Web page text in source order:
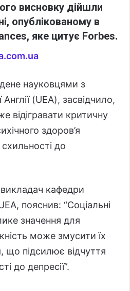
висновку дійшли
опублікованому в
яке цитує Forbes.
науковцями з
Англії (UEA), засвідчило,
відігравати критичну
здоров’я
схильності до
кафедри
пояснив: “Соціальні
значення для
може змусити їх
що підсилює відчуття
до депресії”.